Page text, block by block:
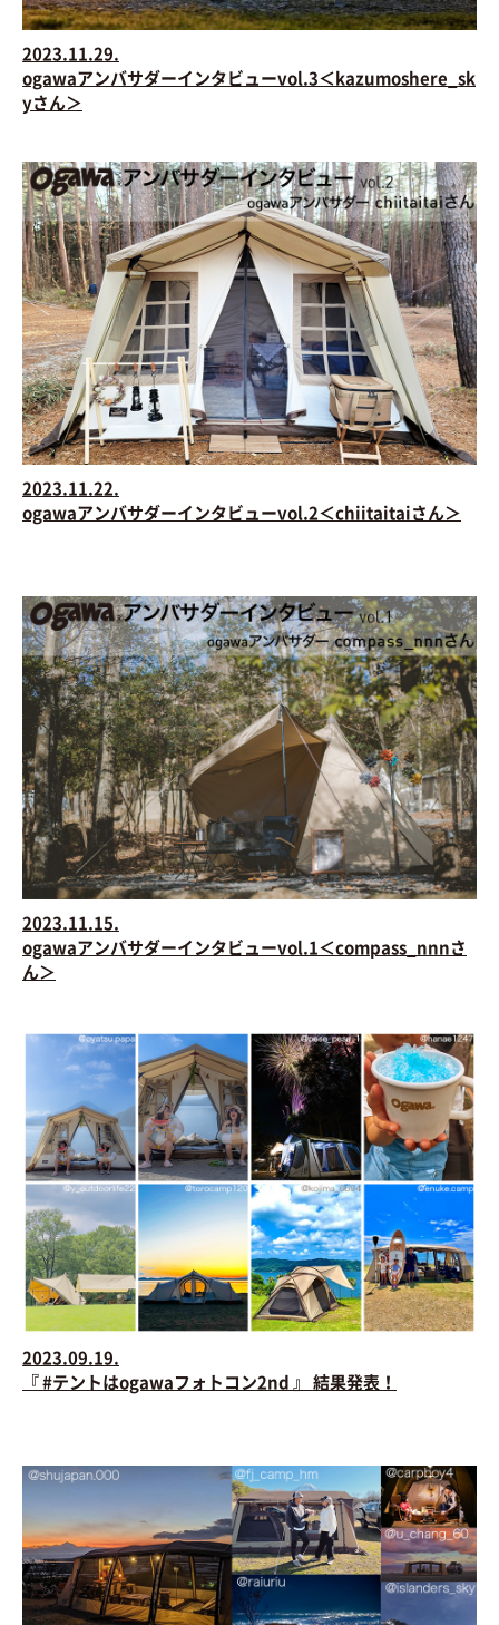
2023.11.29.
ogawaアンバサダーインタビューvol.3＜kazumoshere_sk
yさん＞
2023.11.22.
ogawaアンバサダーインタビューvol.2＜chiitaitaiさん＞
2023.11.15.
ogawaアンバサダーインタビューvol.1＜compass_nnnさ
ん＞
2023.09.19.
『 #テントはogawaフォトコン2nd 』 結果発表！